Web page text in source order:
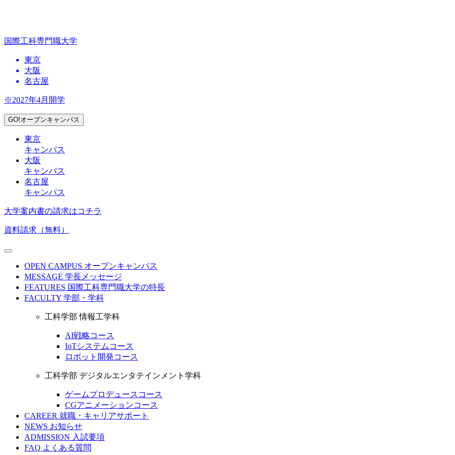
国際工科専門職大学
東京
大阪
名古屋
※2027年4月開学
GO!オープンキャンパス
東京
キャンパス
大阪
キャンパス
名古屋
キャンパス
大学案内書の請求はコチラ
資料請求（無料）
OPEN CAMPUS オープンキャンパス
MESSAGE 学長メッセージ
FEATURES 国際工科専門職大学の特長
FACULTY 学部・学科
工科学部 情報工学科
AI戦略コース
IoTシステムコース
ロボット開発コース
工科学部 デジタルエンタテインメント学科
ゲームプロデュースコース
CGアニメーションコース
CAREER 就職・キャリアサポート
NEWS お知らせ
ADMISSION 入試要項
FAQ よくある質問